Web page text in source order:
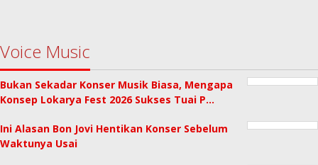
Voice Music
Bukan Sekadar Konser Musik Biasa, Mengapa
Konsep Lokarya Fest 2026 Sukses Tuai P…
Ini Alasan Bon Jovi Hentikan Konser Sebelum
Waktunya Usai